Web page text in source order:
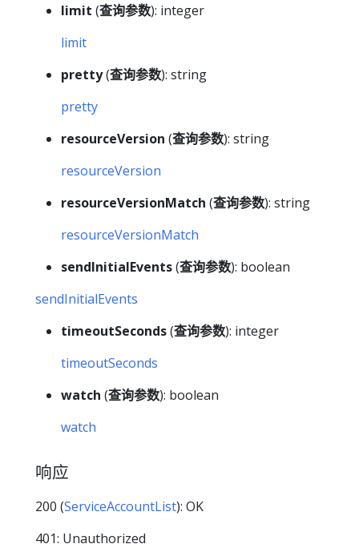
limit (查询参数): integer
limit
pretty(查询参数): string
pretty
resourceVersion (查询参数): string
resourceVersion
resourceVersionMatch (查询参数): string
resourceVersionMatch
sendInitialEvents(查询参数): boolean
sendInitialEvents
timeoutSeconds(查询参数): integer
timeoutSeconds
watch (查询参数): boolean
watch
响应
200 (ServiceAccountList): OK
401: Unauthorized